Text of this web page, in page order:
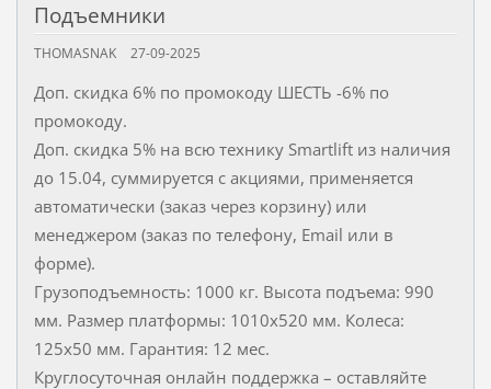
Подъемники
THOMASNAK 27-09-2025
Доп. скидка 6% по промокоду ШЕСТЬ -6% по
промокоду.
Доп. скидка 5% на всю технику Smartlift из наличия
до 15.04, суммируется с акциями, применяется
автоматически (заказ через корзину) или
менеджером (заказ по телефону, Email или в
форме).
Грузоподъемность: 1000 кг. Высота подъема: 990
мм. Размер платформы: 1010х520 мм. Колеса:
125х50 мм. Гарантия: 12 мес.
Круглосуточная онлайн поддержка – оставляйте